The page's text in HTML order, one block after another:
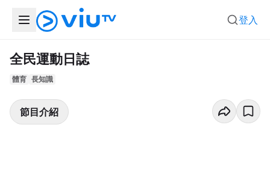
登入
全民運動日誌
體育 長知識
節目介紹